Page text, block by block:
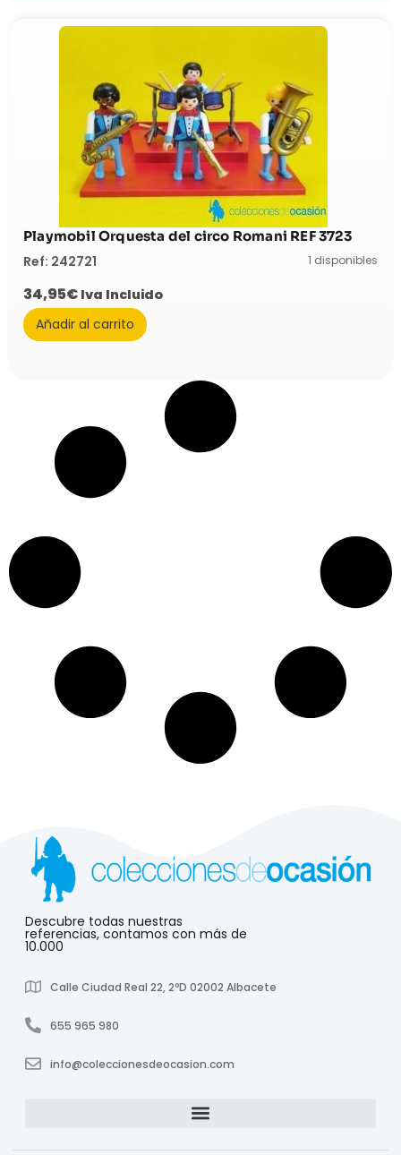
Playmobil Orquesta del circo Romani REF 3723
Ref: 242721 1 disponibles
34,95€ Iva Incluido
Añadir al carrito
Descubre todas nuestras
referencias, contamos con más de
10.000
Calle Ciudad Real 22, 2ºD 02002 Albacete
655 965 980
info@coleccionesdeocasion.com